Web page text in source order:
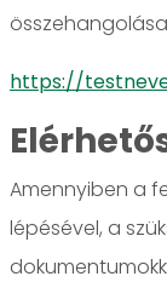
https://
Amennyiben a
lépésével, a